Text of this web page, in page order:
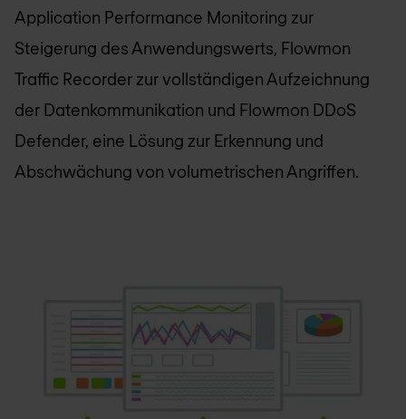
Application Performance Monitoring zur
Steigerung des Anwendungswerts, Flowmon
Traffic Recorder zur vollständigen Aufzeichnung
der Datenkommunikation und Flowmon DDoS
Defender, eine Lösung zur Erkennung und
Abschwächung von volumetrischen Angriffen.